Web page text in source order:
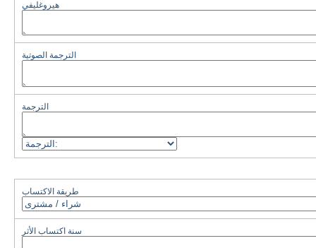
هيروغليفي
الترجمة الصوتية
الترجمة
طريقة الاكتساب
سنة اكتساب الأثر